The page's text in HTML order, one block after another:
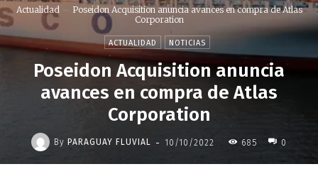
Actualidad
Poseidon Acquisition anuncia avances en compra de Atlas
Corporation
ACTUALIDAD NOTICIAS
Poseidon Acquisition anuncia
avances en compra de Atlas
Corporation
By PARAGUAY FLUVIAL - 10/10/2022 685 0